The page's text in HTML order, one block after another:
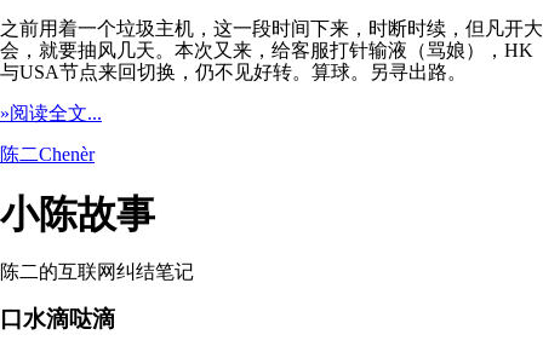
之前用着一个垃圾主机，这一段时间下来，时断时续，但凡开大
会，就要抽风几天。本次又来，给客服打针输液（骂娘），HK
与USA节点来回切换，仍不见好转。算球。另寻出路。
»阅读全文...
陈二Chenèr
小陈故事
陈二的互联网纠结笔记
口水滴哒滴